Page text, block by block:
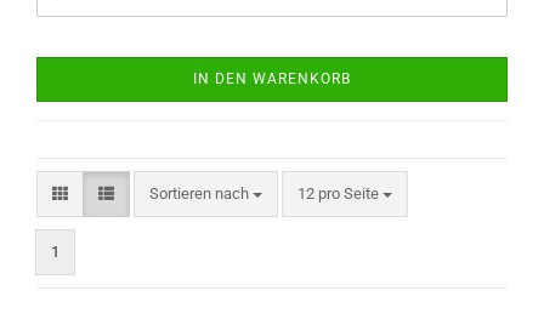
IN DEN WARENKORB
Sortieren nach
Sortieren nach 12 pro Seite
pro Seite
1